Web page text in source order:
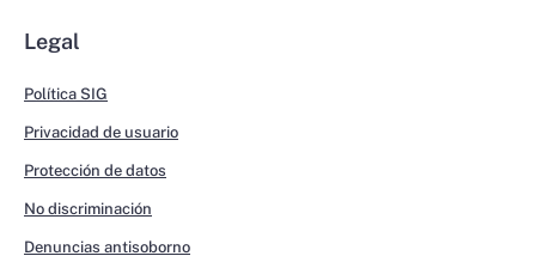
Legal
Política SIG
Privacidad de usuario
Protección de datos
No discriminación
Denuncias antisoborno